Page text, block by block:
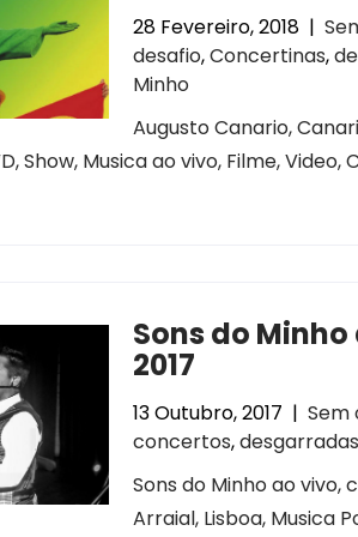
28 Fevereiro, 2018 |
desafio,Concertinas,
Minho
Augusto Canario,
Show, Musica ao vivo, Filme,
Sons do
2017
13 Outubro, 2017 | Sem
concertos,desgarradas
Sons do Minho ao
Arraial, Lisboa, Musica